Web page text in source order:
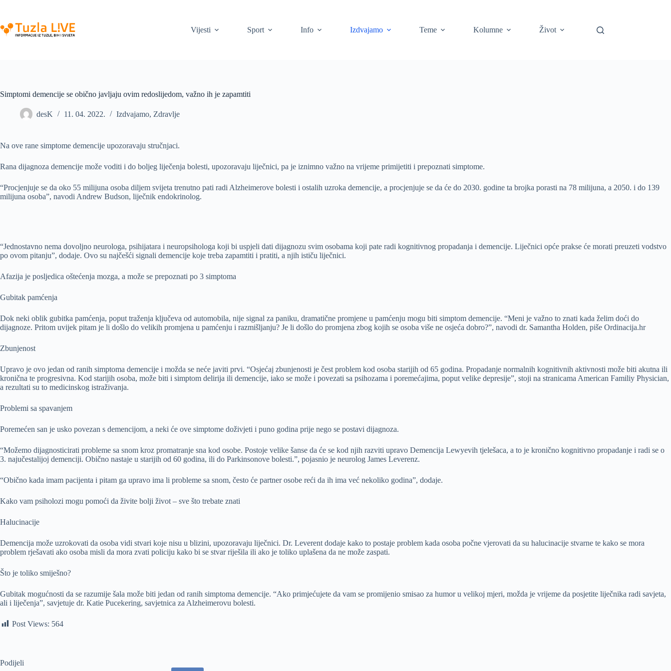
content
Vijesti
Sport Info Izdvajamo Teme Kolumne Život
Simptomi demencije se obično javljaju ovim redoslijedom, važno ih je zapamtiti
desK 11. 04. 2022. Izdvajamo, Zdravlje
Na ove rane simptome demencije upozoravaju stručnjaci.
Rana dijagnoza demencije može voditi i do boljeg liječenja bolesti, upozoravaju liječnici, pa je iznimno važno na vrijeme primijetiti i prepoznati simptome.
“Procjenjuje se da oko 55 milijuna osoba diljem svijeta trenutno pati radi Alzheimerove bolesti i ostalih uzroka demencije, a procjenjuje se da će do 2030. godine ta brojka porasti na 78 milijuna, a 2050. i do 139
milijuna osoba”, navodi Andrew Budson, liječnik endokrinolog.
“Jednostavno nema dovoljno neurologa, psihijatara i neuropsihologa koji bi uspjeli dati dijagnozu svim osobama koji pate radi kognitivnog propadanja i demencije. Liječnici opće prakse će morati preuzeti vodstvo
po ovom pitanju”, dodaje. Ovo su najčešći signali demencije koje treba zapamtiti i pratiti, a njih ističu liječnici.
Afazija je posljedica oštećenja mozga, a može se prepoznati po 3 simptoma
Gubitak pamćenja
Dok neki oblik gubitka pamćenja, poput traženja ključeva od automobila, nije signal za paniku, dramatične promjene u pamćenju mogu biti simptom demencije. “Meni je važno to znati kada želim doći do
dijagnoze. Pritom uvijek pitam je li došlo do velikih promjena u pamćenju i razmišljanju? Je li došlo do promjena zbog kojih se osoba više ne osjeća dobro?”, navodi dr. Samantha Holden, piše Ordinacija.hr
Zbunjenost
Upravo je ovo jedan od ranih simptoma demencije i možda se neće javiti prvi. “Osjećaj zbunjenosti je čest problem kod osoba starijih od 65 godina. Propadanje normalnih kognitivnih aktivnosti može biti akutna ili
kronična te progresivna. Kod starijih osoba, može biti i simptom delirija ili demencije, iako se može i povezati sa psihozama i poremećajima, poput velike depresije”, stoji na stranicama American Familiy Physician,
a rezultati su to medicinskog istraživanja.
Problemi sa spavanjem
Poremećen san je usko povezan s demencijom, a neki će ove simptome doživjeti i puno godina prije nego se postavi dijagnoza.
“Možemo dijagnosticirati probleme sa snom kroz promatranje sna kod osobe. Postoje velike šanse da će se kod njih razviti upravo Demencija Lewyevih tjelešaca, a to je kronično kognitivno propadanje i radi se o
3. najučestalijoj demenciji. Obično nastaje u starijih od 60 godina, ili do Parkinsonove bolesti.”, pojasnio je neurolog James Leverenz.
“Obično kada imam pacijenta i pitam ga upravo ima li probleme sa snom, često će partner osobe reći da ih ima već nekoliko godina”, dodaje.
Kako vam psiholozi mogu pomoći da živite bolji život – sve što trebate znati
Halucinacije
Demencija može uzrokovati da osoba vidi stvari koje nisu u blizini, upozoravaju liječnici. Dr. Leverent dodaje kako to postaje problem kada osoba počne vjerovati da su halucinacije stvarne te kako se mora
problem rješavati ako osoba misli da mora zvati policiju kako bi se stvar riješila ili ako je toliko uplašena da ne može zaspati.
Što je toliko smiješno?
Gubitak mogućnosti da se razumije šala može biti jedan od ranih simptoma demencije. “Ako primjećujete da vam se promijenio smisao za humor u velikoj mjeri, možda je vrijeme da posjetite liječnika radi savjeta,
ali i liječenja”, savjetuje dr. Katie Pucekering, savjetnica za Alzheimerovu bolesti.
Post Views: 564
Podijeli